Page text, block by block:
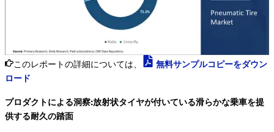
このレポートの詳細については、
無料サンプルコピーをダウン
ロード
プロダクトによる洞察:放射状タイヤが付いている滑らかな乗車を提
供する耐久の踏面